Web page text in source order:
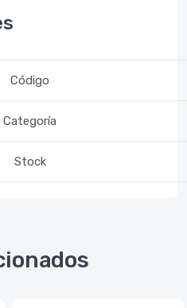
Código
Categoría
Stock